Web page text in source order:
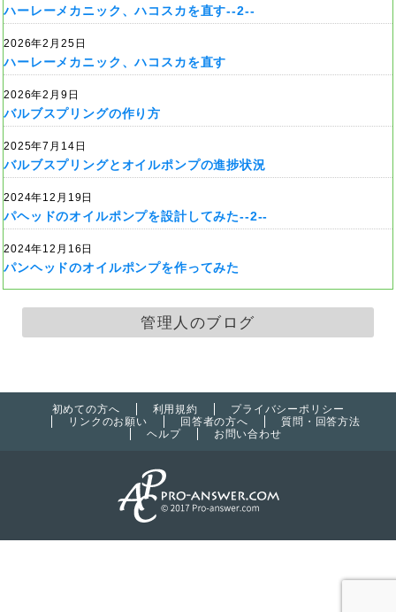
ハーレーメカニック、ハコスカを直す--2--
2026年2月25日
ハーレーメカニック、ハコスカを直す
2026年2月9日
バルブスプリングの作り方
2025年7月14日
バルブスプリングとオイルポンプの進捗状況
2024年12月19日
パヘッドのオイルポンプを設計してみた--2--
2024年12月16日
パンヘッドのオイルポンプを作ってみた
管理人のブログ
初めての方へ 利用規約
プライバシーポリシー
リンクのお願い
回答者の方へ
質問・回答方法
ヘルプ
お問い合わせ